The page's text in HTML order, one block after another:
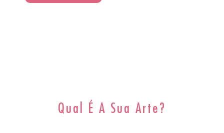
Qual É A Sua Arte?